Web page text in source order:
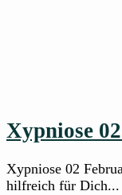
Xypniose
Xypniose 02
hilfreich für Dich...